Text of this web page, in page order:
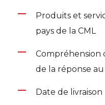
Produits et
pays de la CML
Compréhension
de la réponse au
Date de livraison